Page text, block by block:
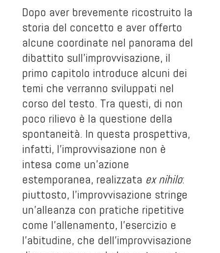
Dopo aver brevemente ricostruito la
storia del concetto e aver offerto
alcune coordinate nel panorama del
dibattito sull’improvvisazione, il
primo capitolo introduce alcuni dei
temi che verranno sviluppati nel
corso del testo. Tra questi, di non
poco rilievo è la questione della
spontaneità. In questa prospettiva,
infatti, l’improvvisazione non è
intesa come un’azione
estemporanea, realizzata ex nihilo:
piuttosto, l’improvvisazione stringe
un’alleanza con pratiche ripetitive
come l’allenamento, l’esercizio e
l’abitudine, che dell’improvvisazione